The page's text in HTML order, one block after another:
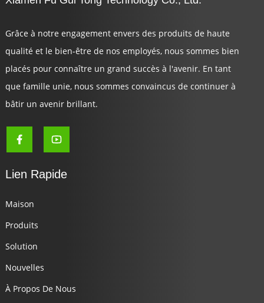
Grâce à notre engagement envers des produits de haute
qualité et le bien-être de nos employés, nous sommes bien
placés pour connaître un grand succès à l'avenir. En tant
que famille unie, nous sommes convaincus de continuer à
bâtir un avenir brillant.
Lien Rapide
Maison
Produits
Solution
Nouvelles
À Propos De Nous